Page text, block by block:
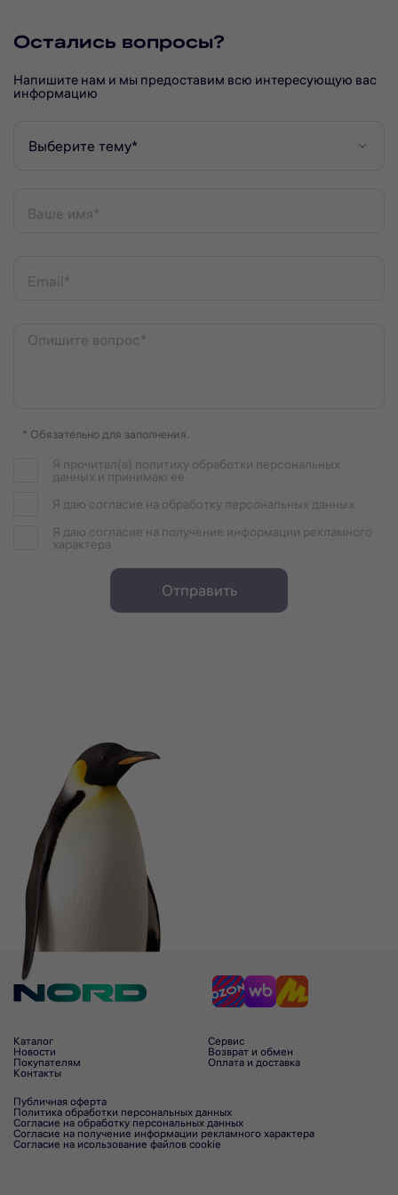
Остались вопросы?
Напишите нам и мы предоставим всю интересующую вас
информацию
Выберите тему*
Ваше имя*
Email*
Опишите вопрос*
* Обязательно для заполнения.
Я прочитал(а) политику обработки персональных
данных и принимаю ее
Я даю согласие на обработку персональных данных
Я даю согласие на получение информации рекламного
характера
Отправить
Каталог
Новости
Покупателям
Контакты
Сервис
Возврат и обмен
Оплата и доставка
Публичная оферта
Политика обработки персональных данных
Согласие на обработку персональных данных
Согласие на получение информации рекламного характера
Согласие на исользование файлов cookie